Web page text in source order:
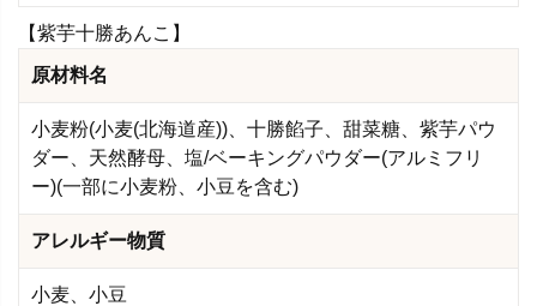
【紫芋十勝あんこ】
原材料名
小麦粉(小麦(北海道産))、十勝餡子、甜菜糖、紫芋パウ
ダー、天然酵母、塩/ベーキングパウダー(アルミフリ
ー)(一部に小麦粉、小豆を含む)
アレルギー物質
小麦、小豆